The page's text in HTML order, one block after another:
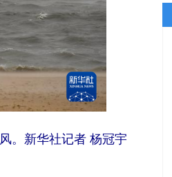
。新华社记者 杨冠宇